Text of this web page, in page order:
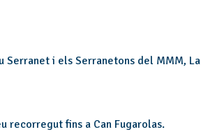
Serranet i els Serranetons del MMM, La
recorregut fins a Can Fugarolas.